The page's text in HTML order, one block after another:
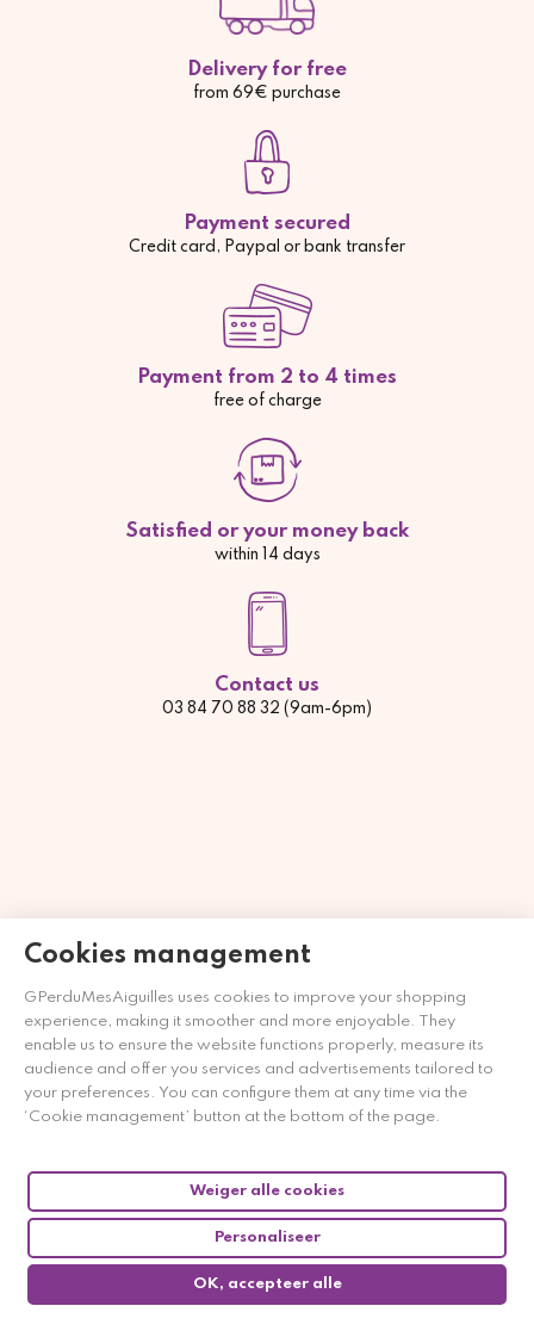
Cookies management
GPerduMesAiguilles uses cookies to improve your shopping
experience, making it smoother and more enjoyable. They
enable us to ensure the website functions properly, measure its
audience and offer you services and advertisements tailored to
your preferences. You can configure them at any time via the
‘Cookie management’ button at the bottom of the page.
OK, accepteer alle
Weiger alle cookies
Personaliseer
Delivery for free
from 69€ purchase
Payment secured
Credit card, Paypal or bank transfer
Payment from 2 to 4 times
free of charge
Satisfied or your money back
within 14 days
Contact us
03 84 70 88 32 (9am-6pm)
Merchant goedgekeurd door Gegarandeerde Beoordelingen
Nederlandklik hier om het attest te tonen.